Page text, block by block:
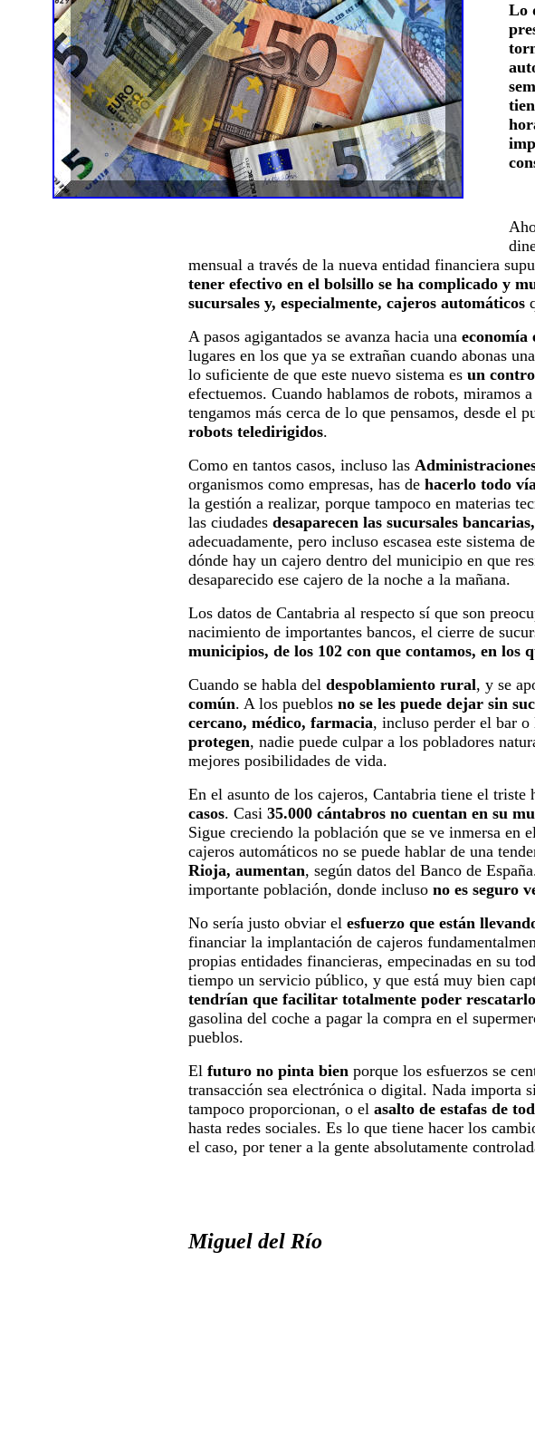
Lo
mensual a través de la nueva entidad financiera
tener efectivo en el bolsillo se ha complicado y
sucursales y, especialmente, cajeros automáticos
A pasos agigantados se avanza hacia una economía
lugares en los que ya se extrañan cuando abonas
lo suficiente de que este nuevo sistema es un
efectuemos. Cuando hablamos de robots, miramos
tengamos más cerca de lo que pensamos, desde el
robots teledirigidos.
Como en tantos casos, incluso las
organismos como empresas, has de hacerlo todo
la gestión a realizar, porque tampoco en materias
las ciudades desaparecen las sucursales
adecuadamente, pero incluso escasea este
dónde hay un cajero dentro del municipio en que
desaparecido ese cajero de la noche a la mañana.
Los datos de Cantabria al respecto sí que son
nacimiento de importantes bancos, el cierre de
municipios, de los 102 con que contamos, en los
Cuando se habla del despoblamiento rural, y se
común. A los pueblos no se les puede dejar sin
cercano, médico, farmacia, incluso perder el bar
protegen, nadie puede culpar a los pobladores
mejores posibilidades de vida.
En el asunto de los cajeros, Cantabria tiene el
casos. Casi 35.000 cántabros no cuentan en su
Sigue creciendo la población que se ve inmersa en
cajeros automáticos no se puede hablar de una
Rioja, aumentan, según datos del Banco de
importante población, donde incluso no es seguro
No sería justo obviar el esfuerzo que están
financiar la implantación de cajeros
propias entidades financieras, empecinadas en su
tiempo un servicio público, y que está muy bien
tendrían que facilitar totalmente poder rescatarlo
gasolina del coche a pagar la compra en el
pueblos.
El futuro no pinta bien porque los esfuerzos se
transacción sea electrónica o digital. Nada importa
tampoco proporcionan, o el asalto de estafas de
hasta redes sociales. Es lo que tiene hacer los
el caso, por tener a la gente absolutamente
Miguel del Río